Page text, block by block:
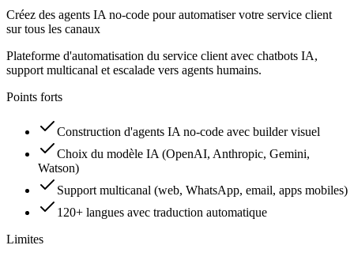
Créez des agents IA no-code pour automatiser votre service client
sur tous les canaux
Plateforme d'automatisation du service client avec chatbots IA,
support multicanal et escalade vers agents humains.
Points forts
Construction d'agents IA no-code avec builder visuel
Choix du modèle IA (OpenAI, Anthropic, Gemini,
Watson)
Support multicanal (web, WhatsApp, email, apps mobiles)
120+ langues avec traduction automatique
Limites